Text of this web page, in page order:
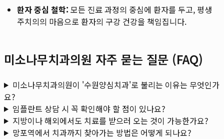
환자 중심 철학: 모든 진료 과정의 중심에 환자를 두고, 평생
주치의의 마음으로 환자의 구강 건강을 책임집니다.
미소나무치과의원 자주 묻는 질문 (FAQ)
미소나무치과의원이 '수원양심치과'로 불리는 이유는 무엇인가
요?
임플란트 상담 시 꼭 확인해야 할 점이 있나요?
지방이나 해외에서도 치료를 받으러 오는 것이 가능한가요?
망포역에서 치과까지 찾아가는 방법은 어떻게 되나요?